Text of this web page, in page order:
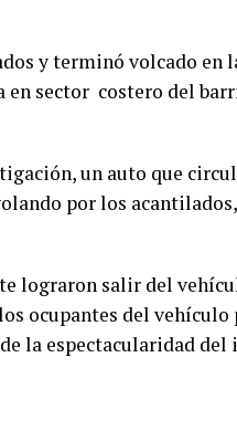
y terminó volcado en
en sector costero del
un auto que
por los
lograron salir del
ocupantes del
la espectacularidad del